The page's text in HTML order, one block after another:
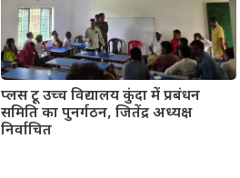
प्लस टू उच्च विद्यालय कुंदा में प्रबंधन
समिति का पुनर्गठन, जितेंद्र अध्यक्ष
निर्वाचित